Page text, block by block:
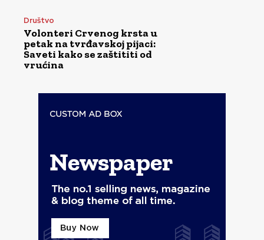
Društvo
Volonteri Crvenog krsta u
petak na tvrđavskoj pijaci:
Saveti kako se zaštititi od
vrućina